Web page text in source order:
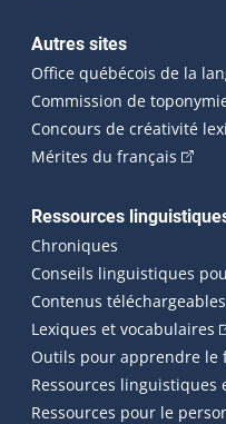
Autres sites
Office québécois de la
Commission de
Concours de créativité
Mérites du français (Cet
Ressources
Chroniques
Conseils linguistiques
Contenus téléchargeables
Lexiques et vocabulaires
Outils pour apprendre le
Ressources linguistiques
Ressources pour le